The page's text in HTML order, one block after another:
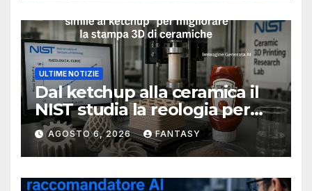
ULTIME NOTIZIE
Dal ketchup alla ceramica il
NIST studia la reologia per
rendere più affidabile la
stampa 3D
AGOSTO 6, 2026 FANTASY